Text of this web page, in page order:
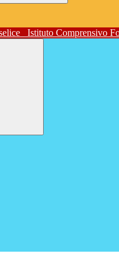
Istituto Comprensivo